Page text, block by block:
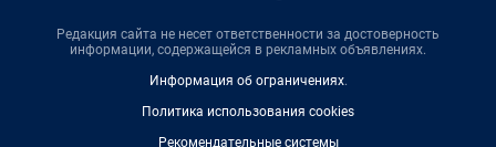
Редакция сайта не несет ответственности за достоверность
информации, содержащейся в рекламных объявлениях.
Информация об ограничениях.
Политика использования cookies
Рекомендательные системы